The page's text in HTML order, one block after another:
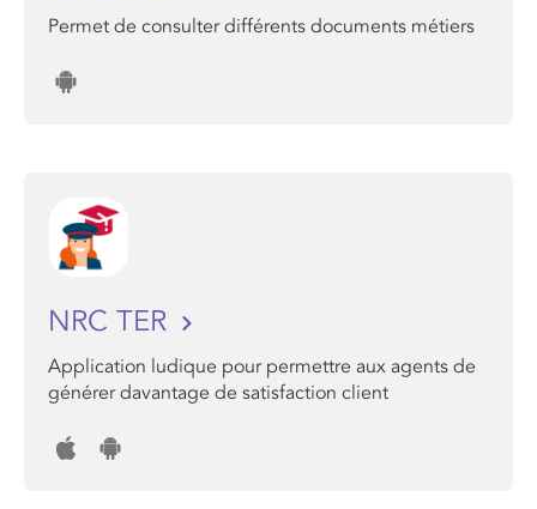
Permet de consulter différents documents métiers
NRC TER
Application ludique pour permettre aux agents de
générer davantage de satisfaction client